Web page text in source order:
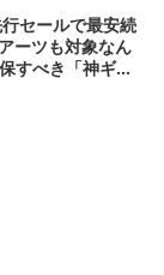
セールで最安続
ーツも対象なん
すべき「神ギ